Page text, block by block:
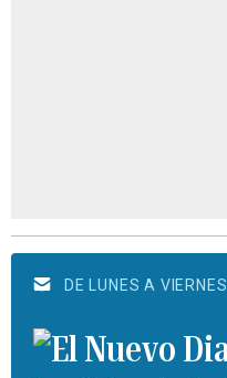
DE LUNES A VIERNES